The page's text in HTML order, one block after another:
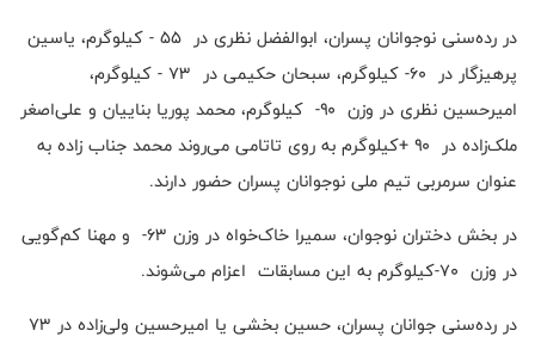
در رده‌سنی نوجوانان پسران، ابوالفضل نظری در ۵۵ - کیلوگرم، یاسین
پرهیزگار در ۶۰- کیلوگرم، سبحان حکیمی در ۷۳ - کیلوگرم،
امیرحسین نظری در وزن ۹۰- کیلوگرم، محمد پوریا بناییان و علی‌اصغر
ملک‌زاده در ۹۰ +کیلوگرم به روی تاتامی می‌روند محمد جناب زاده ‌به
عنوان سرمربی تیم ملی نوجوانان پسران حضور دارند.
در بخش دختران نوجوان، سمیرا خاک‌خواه در وزن ۶۳- و مهنا کم‌گویی
در وزن ۷۰-کیلوگرم به این مسابقات اعزام می‌شوند.
در رده‌سنی جوانان پسران، حسین بخشی یا امیرحسین ولی‌زاده در ۷۳